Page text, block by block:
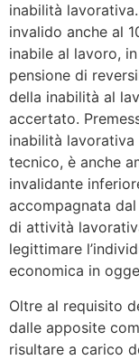
inabilità
invalido anche al
inabile al lavoro,
pensione di
della inabilità al
accertato.
inabilità
tecnico, è anche
invalidante
accompagnata
di attività
legittimare
economica in
Oltre al requisito
dalle apposite
risultare a carico